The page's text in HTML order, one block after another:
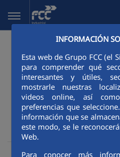
Saltar al contenido principal
INFORMACIÓN
Esta web de Grupo FCC (el
para comprender qué
interesantes y útiles,
mostrarle nuestras
videos online, así
preferencias que
información que se
este modo, se le
Web.
Para conocer más
Sostenibilidad
Control: seguimiento del
Control:
del
proveedor